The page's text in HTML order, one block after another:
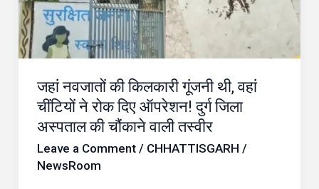
जहां नवजातों की किलकारी गूंजनी थी, वहां
चींटियों ने रोक दिए ऑपरेशन! दुर्ग जिला
अस्पताल की चौंकाने वाली तस्वीर
Leave a Comment / CHHATTISGARH /
NewsRoom
थी,
वहां
चींटियों
रोक
दिए
ऑपरेशन!
दुर्ग